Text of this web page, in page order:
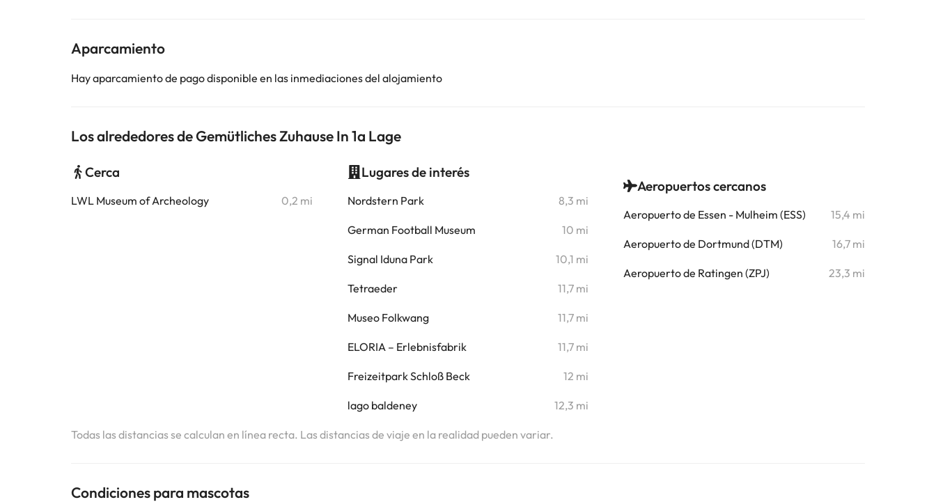
Aparcamiento
Hay aparcamiento de pago disponible en las inmediaciones del alojamiento
Los alrededores de Gemütliches Zuhause In 1a Lage
Cerca
LWL Museum of Archeology 0,2 mi
Lugares de interés
Nordstern Park 8,3 mi
German Football Museum 10 mi
Signal Iduna Park 10,1 mi
Tetraeder 11,7 mi
Museo Folkwang 11,7 mi
ELORIA – Erlebnisfabrik 11,7 mi
Freizeitpark Schloß Beck 12 mi
lago baldeney 12,3 mi
Aeropuertos cercanos
Aeropuerto de Essen - Mulheim (ESS) 15,4 mi
Aeropuerto de Dortmund (DTM) 16,7 mi
Aeropuerto de Ratingen (ZPJ) 23,3 mi
Todas las distancias se calculan en línea recta. Las distancias de viaje en la realidad pueden variar.
Condiciones para mascotas